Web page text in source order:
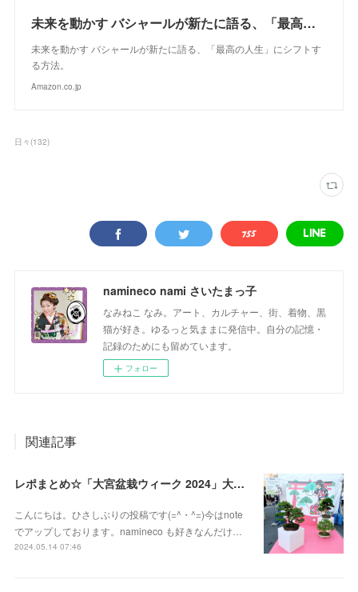
未来を動かす バシャールが新たに語る、「最高の人生」にシフトする方法。
未来を動かす バシャールが新たに語る、「最高の人生」にシフトす
る方法。
Amazon.co.jp
日々 (132)
namineco nami さいたまっ子
なみねこ なみ。アート、カルチャー、街、着物、黒
猫が好き。ゆるっと気ままに発信中。自分の記憶・
記録のためにも留めています。
フォロー
関連記事
レポまとめ☆「大宮盆栽ウィーク 2024」大盆栽まつり、おおみや盆栽まつりにいってきた
こんにちは。ひさしぶりの投稿です(=^・^=)今はnote
でアップしております。namineco も好きなんだけ…
2024.05.14 07:46